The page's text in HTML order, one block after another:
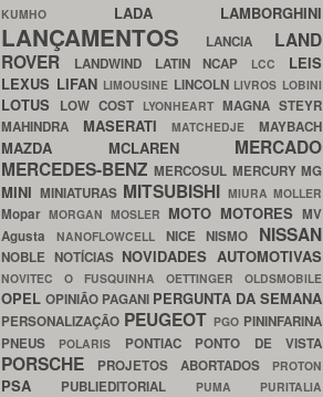
KUMHO LADA LAMBORGHINI
LANÇAMENTOS LANCIA LAND
ROVER
LANDWIND LATIN NCAP LCC LEIS
LEXUS LIFAN LIMOUSINE LINCOLN LIVROS LOBINI
LOTUS LOW COST LYONHEART MAGNA STEYR
MAHINDRA MASERATIMATCHEDJEMAYBACH
MAZDA MCLAREN MERCADO
MERCEDES-BENZMERCOSUL MERCURYMG
MINI MINIATURAS MITSUBISHI MIURA MOLLER
Mopar MORGAN MOSLER MOTO MOTORES MV
Agusta NANOFLOWCELL NICENISMO NISSAN
NOBLE NOTÍCIAS NOVIDADES AUTOMOTIVAS
NOVITEC O FUSQUINHA OETTINGER OLDSMOBILE
OPEL OPINIÃO PAGANI PERGUNTA DA SEMANA
PERSONALIZAÇÃO PEUGEOT PGO PININFARINA
PNEUS
POLARIS PONTIAC PONTO DE VISTA
PORSCHE PROJETOS ABORTADOS PROTON
PSA PUBLIEDITORIAL PUMA PURITALIA